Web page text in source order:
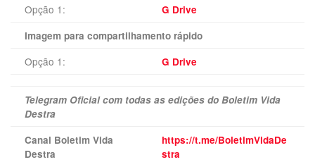
Opção 1:
G Drive
Imagem para compartilhamento rápido
Opção 1: G Drive
Telegram Oficial com todas as edições do Boletim Vida
Destra
Canal Boletim Vida
Destra
https://t.me/BoletimVidaDe
stra